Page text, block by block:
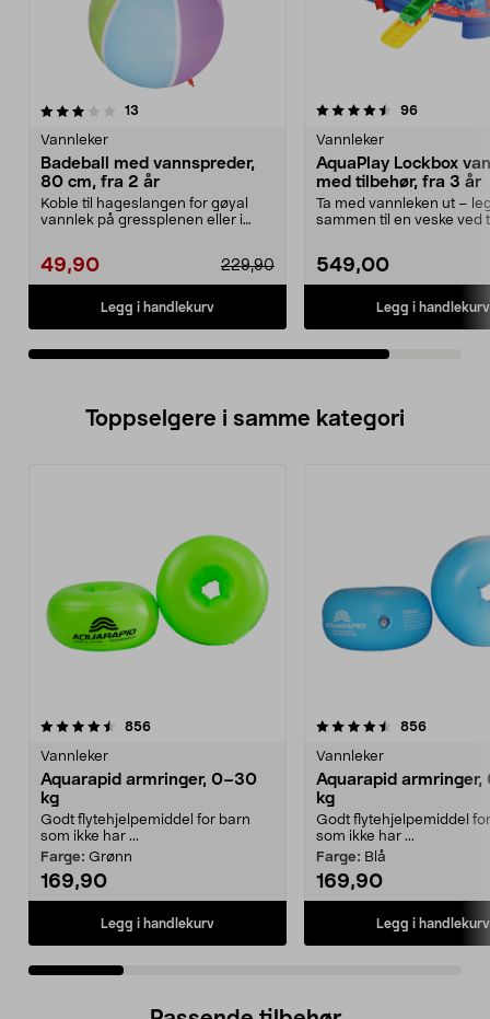
13
Vannleker
Badeball med vannspreder,
80 cm, fra 2 år
Koble til hageslangen for gøyal
vannlek på gressplenen eller i
229,90
49,90
Legg i handlekurv
4.5av 5 stjerner 96
Vannleker
AquaPlay Lockbox
med tilbehør, fra 3 år
Ta med vannleken ut –
sammen til en veske ved
549,00
Legg i handlekurv
Toppselgere i samme kategori
856anmeldelser
Vannleker
Aquarapid armringer, 0–30
kg
Godt flytehjelpemiddel for barn
som ikke har ...
Farge: Grønn
169,90
Legg i handlekurv
4.5 av 5 stjerner 856
Vannleker
Aquarapid
kg
Godt flytehjelpemiddel
som ikke har ...
Farge: Blå
169,90
Legg i handlekurv
4.5 av 5 stjerner